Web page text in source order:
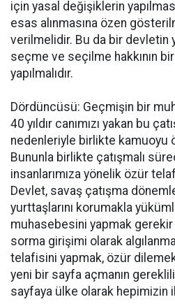
için yasal değişiklerin
esas alınmasına özen
verilmelidir. Bu da bir devletin
seçme ve seçilme hakkının
yapılmalıdır.
Dördüncüsü: Geçmişin bir
40 yıldır canımızı yakan bu
nedenleriyle birlikte kamuoyu
Bununla birlikte çatışmalı
insanlarımıza yönelik özür
Devlet, savaş çatışma
yurttaşlarını korumakla
muhasebesini yapmak
sorma girişimi olarak
telafisini yapmak, özür
yeni bir sayfa açmanın
sayfaya ülke olarak hepimizin